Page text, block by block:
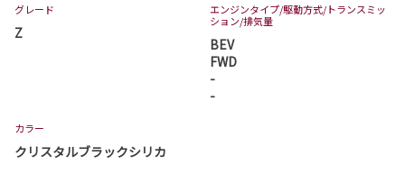
グレード
Z
エンジンタイプ/駆動方式/トランスミッ
ション/排気量
BEV
FWD
-
-
カラー
クリスタルブラックシリカ